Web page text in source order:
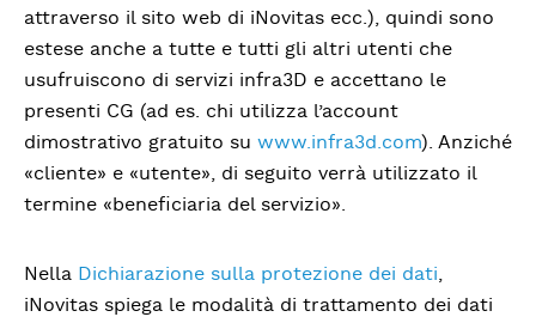
attraverso il sito web di iNovitas ecc.), quindi sono
estese anche a tutte e tutti gli altri utenti che
usufruiscono di servizi infra3D e accettano le
presenti CG (ad es. chi utilizza l’account
dimostrativo gratuito su www.infra3d.com). Anziché
«cliente» e «utente», di seguito verrà utilizzato il
termine «beneficiaria del servizio».
Nella Dichiarazione sulla protezione dei dati,
iNovitas spiega le modalità di trattamento dei dati